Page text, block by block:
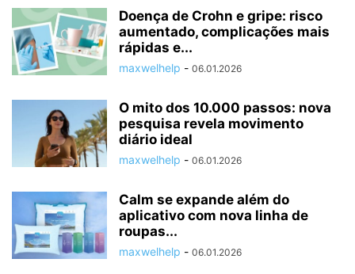
Doença de Crohn e gripe: risco
aumentado, complicações mais
rápidas e...
maxwelhelp - 06.01.2026
O mito dos 10.000 passos: nova
pesquisa revela movimento
diário ideal
maxwelhelp - 06.01.2026
Calm se expande além do
aplicativo com nova linha de
roupas...
maxwelhelp - 06.01.2026